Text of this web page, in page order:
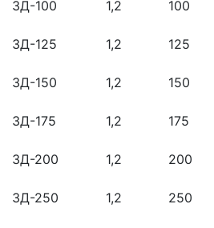
ЗД-100 1,2 100
ЗД-125 1,2 125
ЗД-150 1,2 150
ЗД-175 1,2 175
ЗД-200 1,2 200
ЗД-250 1,2 250